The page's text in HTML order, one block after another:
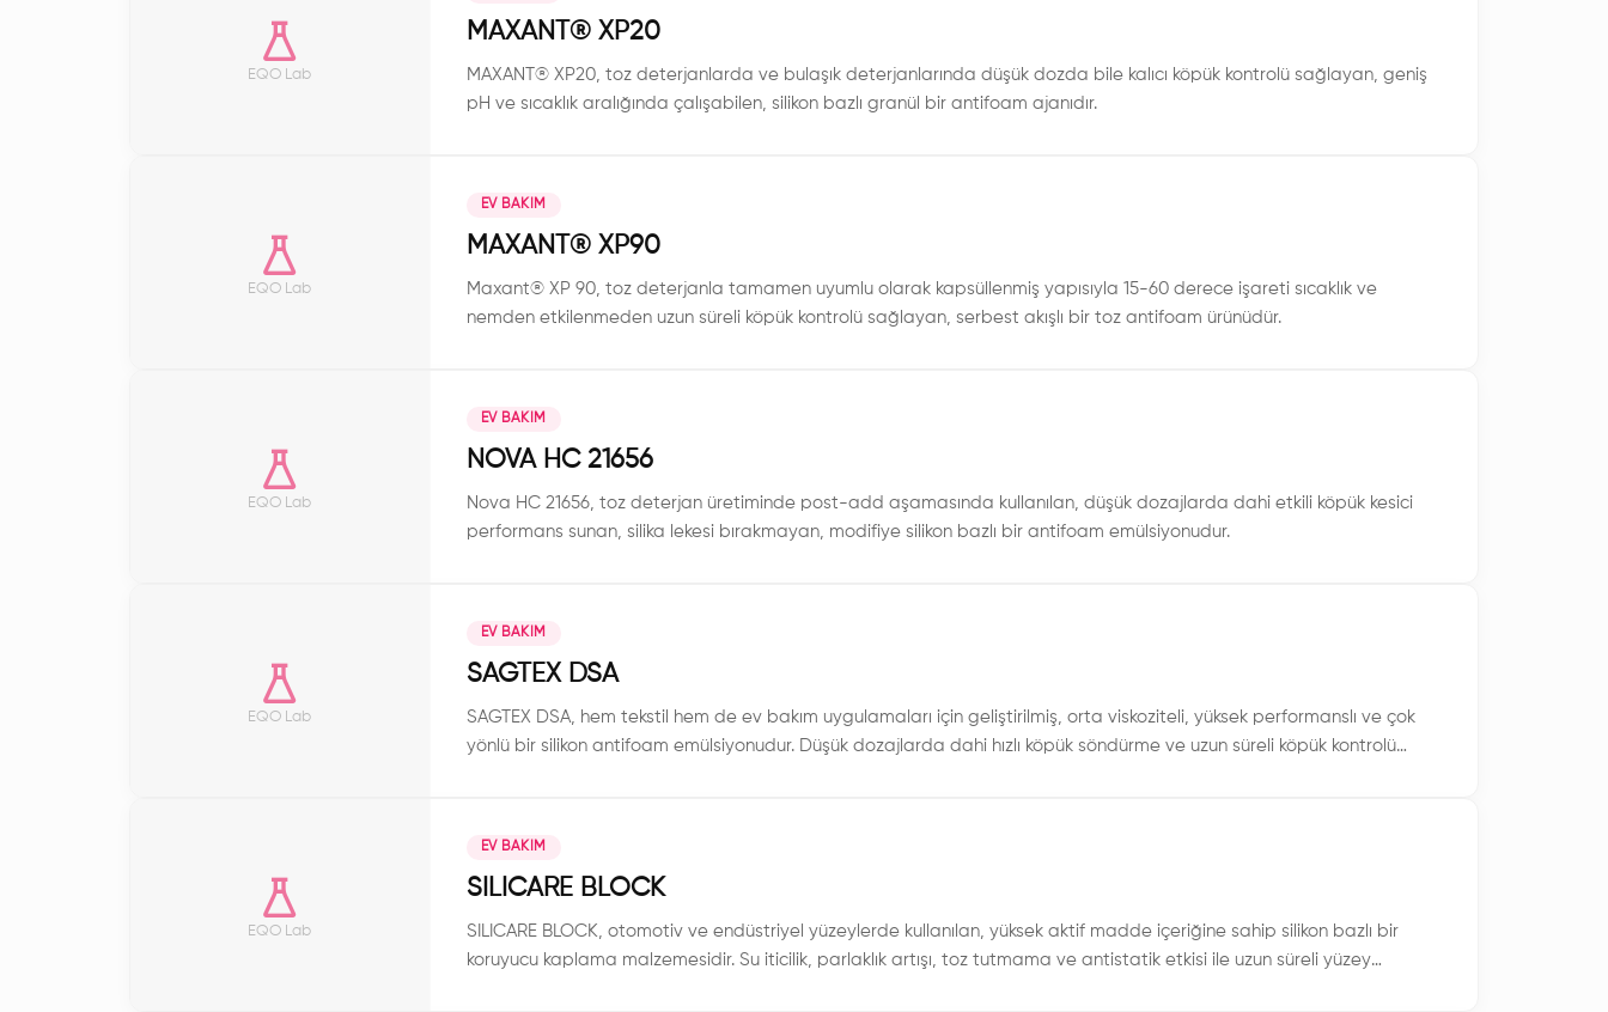
EQO Lab
MAXANT®️ XP20
MAXANT® XP20, toz deterjanlarda ve bulaşık deterjanlarında düşük dozda bile kalıcı köpük kontrolü sağlayan, geniş
pH ve sıcaklık aralığında çalışabilen, silikon bazlı granül bir antifoam ajanıdır.
EQO Lab
EV BAKIM
MAXANT®️ XP90
Maxant®️ XP 90, toz deterjanla tamamen uyumlu olarak kapsüllenmiş yapısıyla 15-60 derece işareti sıcaklık ve
nemden etkilenmeden uzun süreli köpük kontrolü sağlayan, serbest akışlı bir toz antifoam ürünüdür.
EQO Lab
EV BAKIM
NOVA HC 21656
Nova HC 21656, toz deterjan üretiminde post-add aşamasında kullanılan, düşük dozajlarda dahi etkili köpük kesici
performans sunan, silika lekesi bırakmayan, modifiye silikon bazlı bir antifoam emülsiyonudur.
EQO Lab
EV BAKIM
SAGTEX DSA
SAGTEX DSA, hem tekstil hem de ev bakım uygulamaları için geliştirilmiş, orta viskoziteli, yüksek performanslı ve çok
yönlü bir silikon antifoam emülsiyonudur. Düşük dozajlarda dahi hızlı köpük söndürme ve uzun süreli köpük kontrolü
EQO Lab
EV BAKIM
SILICARE BLOCK
SILICARE BLOCK, otomotiv ve endüstriyel yüzeylerde kullanılan, yüksek aktif madde içeriğine sahip silikon bazlı bir
koruyucu kaplama malzemesidir. Su iticilik, parlaklık artışı, toz tutmama ve antistatik etkisi ile uzun süreli yüzey